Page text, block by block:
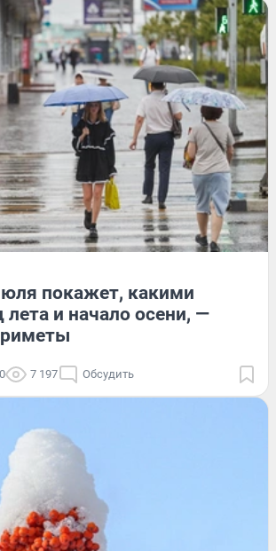
покажет, какими
лета и начало осени, —
7 197 Обсудить